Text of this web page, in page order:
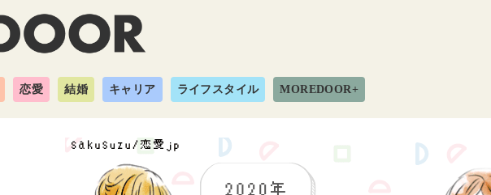
恋愛 結婚 キャリア ライフスタイル MOREDOOR+